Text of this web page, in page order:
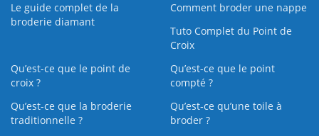
Le guide complet de la
broderie diamant
Comment broder une nappe
Tuto Complet du Point de
Croix
Qu’est-ce que le point de
croix ?
Qu’est-ce que le point
compté ?
Qu’est-ce que la broderie
traditionnelle ?
Qu’est‑ce qu’une toile à
broder ?